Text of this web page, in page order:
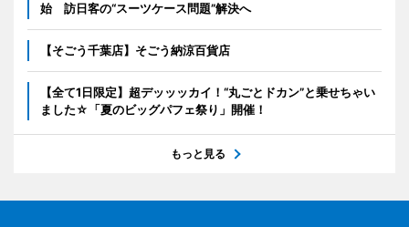
始 訪日客の“スーツケース問題”解決へ
【そごう千葉店】そごう納涼百貨店
【全て1日限定】超デッッッカイ！“丸ごとドカン”と乗せちゃい
ました☆「夏のビッグパフェ祭り」開催！
もっと見る